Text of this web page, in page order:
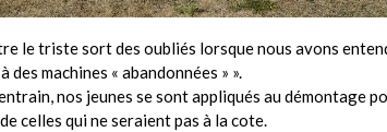
le triste sort des oubliés lorsque nous avons
des machines « abandonnées » ».
nos jeunes se sont appliqués au démontage
celles qui ne seraient pas à la cote.